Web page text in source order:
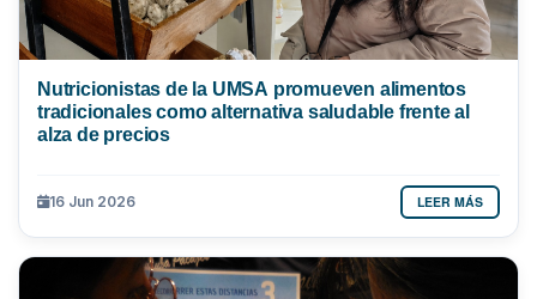
Nutricionistas de la UMSA promueven alimentos
tradicionales como alternativa saludable frente al
alza de precios
16 Jun 2026 LEER MÁS